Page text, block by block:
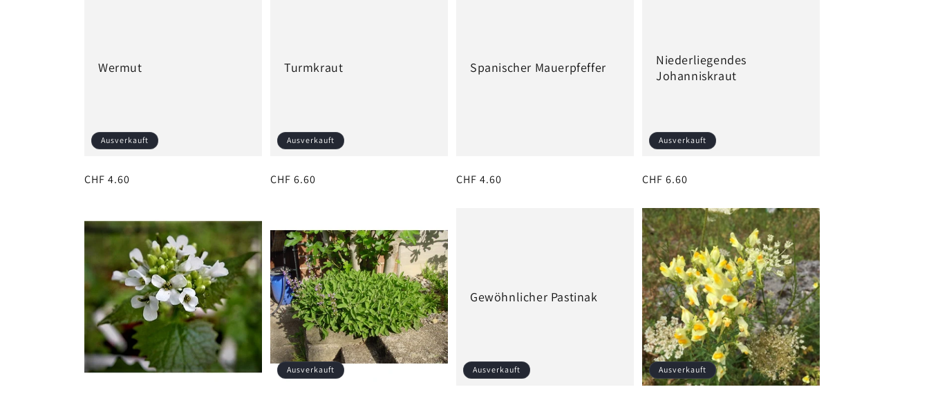
Wermut
Ausverkauft
Normaler
CHF 4.60
Turmkraut
Ausverkauft
Normaler
CHF 6.60
Spanischer Mauerpfeffer
Normaler
CHF 4.60
Niederliegendes
Johanniskraut
Ausverkauft
Normaler
CHF 6.60
Ausverkauft
Gewöhnlicher Pastinak
Ausverkauft Ausverkauft